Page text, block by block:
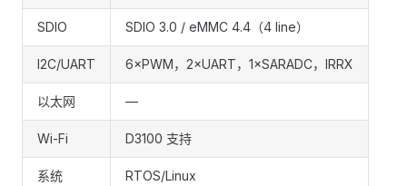
SDIO SDIO 3.0 / eMMC 4.4（4 line）
I2C/UART 6×PWM，2×UART，1×SARADC，IRRX
以太网 —
Wi-Fi D3100 支持
系统 RTOS/Linux